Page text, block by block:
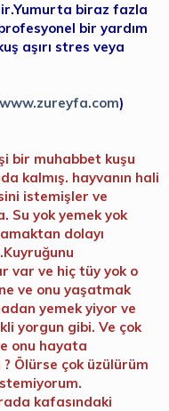
biraz fazla
bir yardım
aşırı stres veya
www.zureyfa.com)
bir muhabbet kuşu
kalmış. hayvanın hali
istemişler ve
Su yok yemek yok
dolayı
var ve hiç tüy yok o
ve onu yaşatmak
yemek yiyor ve
yorgun gibi. Ve çok
onu hayata
Ölürse çok üzülürüm
kafasındaki